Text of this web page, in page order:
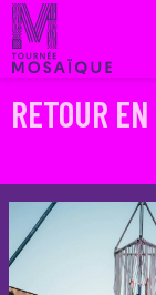
PARTENAIRES
HISTORIQUE
RETOUR